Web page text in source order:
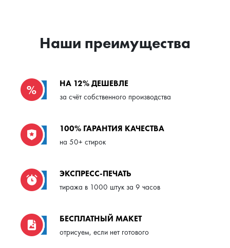
Наши преимущества
НА 12% ДЕШЕВЛЕ
за счёт собственного производства
100% ГАРАНТИЯ КАЧЕСТВА
на 50+ стирок
ЭКСПРЕСС-ПЕЧАТЬ
тиража в 1000 штук за 9 часов
БЕСПЛАТНЫЙ МАКЕТ
отрисуем, если нет готового